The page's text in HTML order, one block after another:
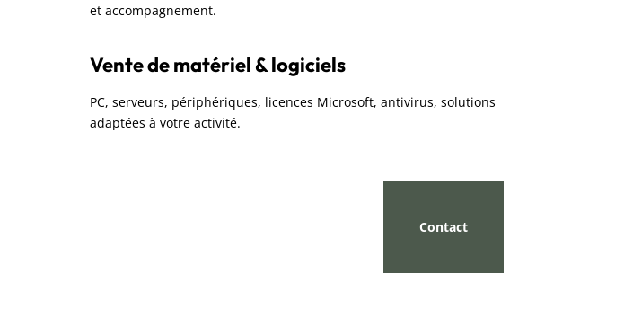
et accompagnement.
Vente de matériel & logiciels
PC, serveurs, périphériques, licences Microsoft, antivirus, solutions
adaptées à votre activité.
Contact